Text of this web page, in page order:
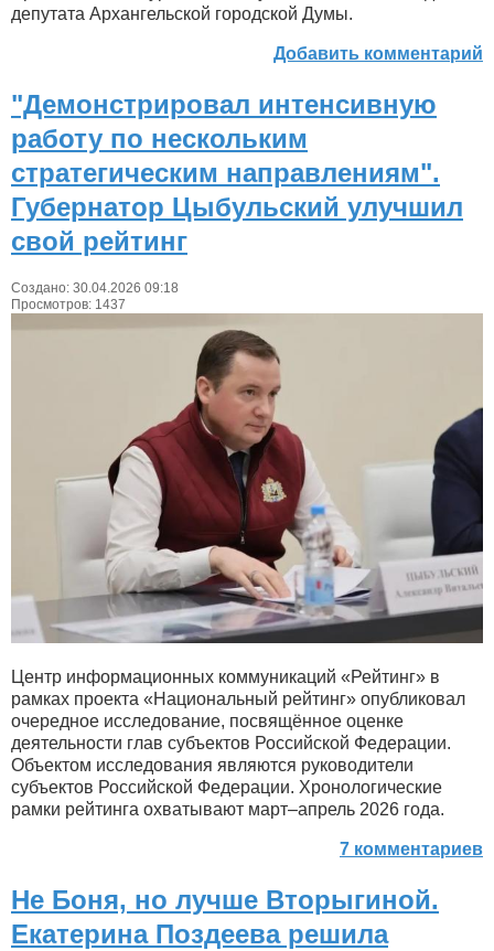
депутата Архангельской городской Думы.
Добавить комментарий
"Демонстрировал интенсивную
работу по нескольким
стратегическим направлениям".
Губернатор Цыбульский улучшил
свой рейтинг
Создано: 30.04.2026 09:18
Просмотров: 1437
Центр информационных коммуникаций «Рейтинг» в
рамках проекта «Национальный рейтинг» опубликовал
очередное исследование, посвящённое оценке
деятельности глав субъектов Российской Федерации.
Объектом исследования являются руководители
субъектов Российской Федерации. Хронологические
рамки рейтинга охватывают март–апрель 2026 года.
7 комментариев
Не Боня, но лучше Вторыгиной.
Екатерина Поздеева решила